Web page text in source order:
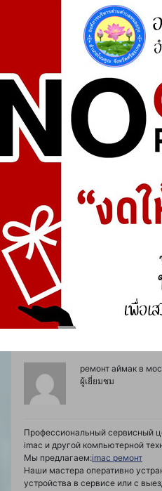
ремонт макбуков в
ผู้เยี่ยมชม
Профессиональный сервисный
макбуков и другой компьютерной
Мы предлагаем:
ремонт макбука
Наши мастера оперативно
устройства в сервисе или с
สิงหาคม 26, 2024 เวลา 6:37 pm
Ремонт телефонов
ผู้เยี่ยมชม
Профессиональный сервисный
телефонов, смартфонов и
Мы предлагаем:
ремонт
Наши мастера оперативно
устройства в сервисе или с
ремонт аймак в
ผู้เยี่ยมชม
Профессиональный сервисный
imac и другой компьютерной
Мы предлагаем:imac ремонт
Наши мастера оперативно
устройства в сервисе или с